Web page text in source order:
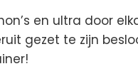
en ultra door
gezet te zijn